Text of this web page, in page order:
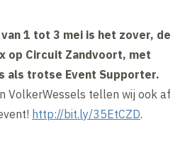
1 tot 3 mei is het zover, de
op Circuit Zandvoort, met
als trotse Event Supporter.
VolkerWessels tellen wij ook af
http://bit.ly/35EtCZD.